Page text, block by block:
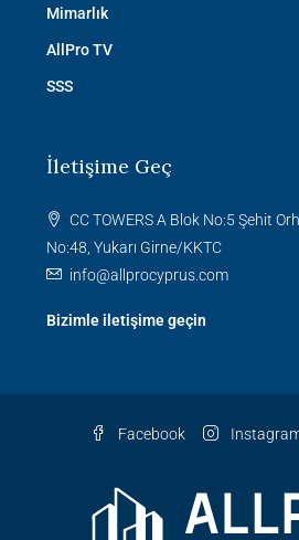
Mimarlık
AllPro TV
SSS
İletişime Geç
CC TOWERS A Blok No:5 Şehit
No:48, Yukarı Girne/KKTC
info@allprocyprus.com
Bizimle iletişime geçin
Facebook